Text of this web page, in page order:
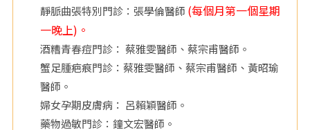
靜脈曲張特別門診：張學倫醫師 (每個月第一個星期
一晚上)。
酒糟青春痘門診： 蔡雅雯醫師、蔡宗甫醫師。
蟹足腫疤痕門診：蔡雅雯醫師、蔡宗甫醫師、黃昭瑜
醫師。
婦女孕期皮膚病： 呂賴穎醫師。
藥物過敏門診：鐘文宏醫師。